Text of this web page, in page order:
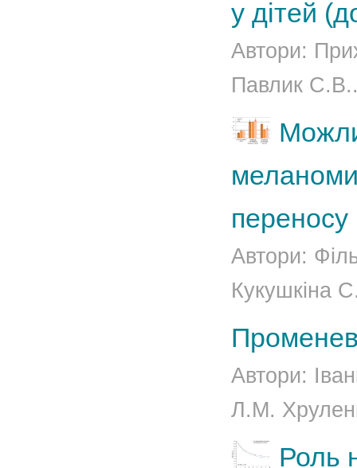
у дітей
Автори:
Павлик
переносу
Автори:
Кукушкіна
Автори:
Л.М.
Роль